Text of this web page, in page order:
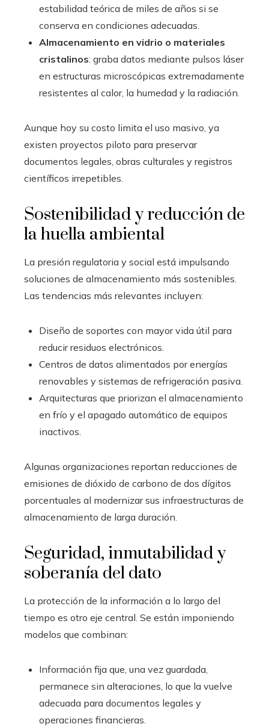
estabilidad teórica de miles de años si se
conserva en condiciones adecuadas.
Almacenamiento en vidrio o materiales
cristalinos: graba datos mediante pulsos láser
en estructuras microscópicas extremadamente
resistentes al calor, la humedad y la radiación.
Aunque hoy su costo limita el uso masivo, ya
existen proyectos piloto para preservar
documentos legales, obras culturales y registros
científicos irrepetibles.
Sostenibilidad y reducción de
la huella ambiental
La presión regulatoria y social está impulsando
soluciones de almacenamiento más sostenibles.
Las tendencias más relevantes incluyen:
Diseño de soportes con mayor vida útil para
reducir residuos electrónicos.
Centros de datos alimentados por energías
renovables y sistemas de refrigeración pasiva.
Arquitecturas que priorizan el almacenamiento
en frío y el apagado automático de equipos
inactivos.
Algunas organizaciones reportan reducciones de
emisiones de dióxido de carbono de dos dígitos
porcentuales al modernizar sus infraestructuras de
almacenamiento de larga duración.
Seguridad, inmutabilidad y
soberanía del dato
La protección de la información a lo largo del
tiempo es otro eje central. Se están imponiendo
modelos que combinan:
Información fija que, una vez guardada,
permanece sin alteraciones, lo que la vuelve
adecuada para documentos legales y
operaciones financieras.